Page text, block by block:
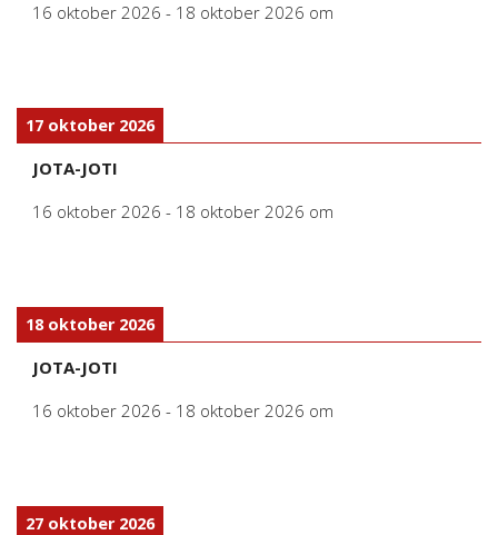
16 oktober 2026 - 18 oktober 2026 om
17 oktober 2026
JOTA-JOTI
16 oktober 2026 - 18 oktober 2026 om
18 oktober 2026
JOTA-JOTI
16 oktober 2026 - 18 oktober 2026 om
27 oktober 2026